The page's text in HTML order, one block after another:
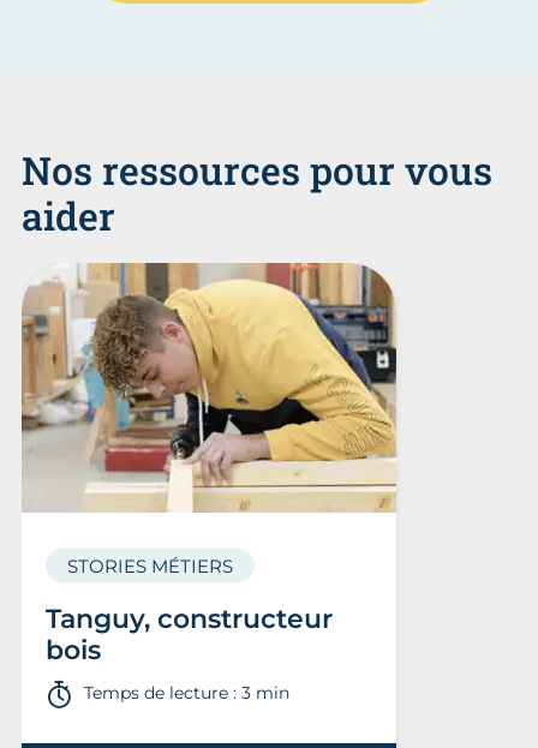
Nos ressources pour vous
aider
Tanguy, constructeur
bois
STORIES MÉTIERS
Temps de lecture : 3 min